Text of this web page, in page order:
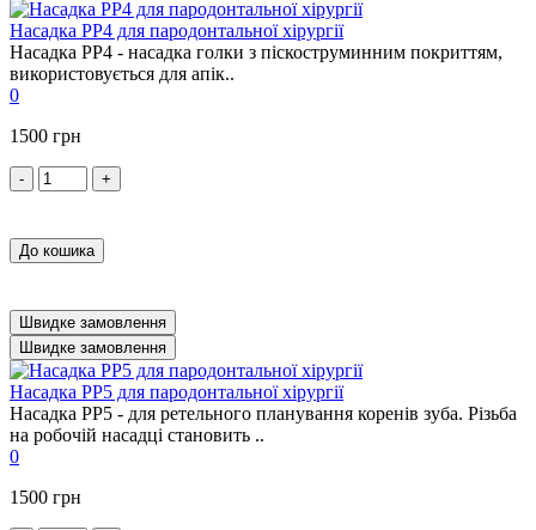
Насадка PP4 для пародонтальної хірургії
Насадка PP4 - насадка голки з піскоструминним покриттям,
використовується для апік..
0
1500 грн
- +
До кошика
Швидке замовлення
Швидке замовлення
Насадка PP5 для пародонтальної хірургії
Насадка PP5 - для ретельного планування коренів зуба. Різьба
на робочій насадці становить ..
0
1500 грн